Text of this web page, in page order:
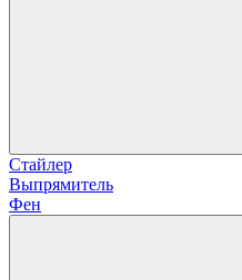
Стайлер
Выпрямитель
Фен